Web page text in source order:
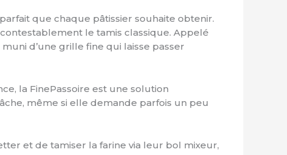
que chaque pâtissier souhaite obtenir.
le tamis classique. Appelé
d’une grille fine qui laisse passer
la FinePassoire est une solution
même si elle demande parfois un peu
et de tamiser la farine via leur bol mixeur,